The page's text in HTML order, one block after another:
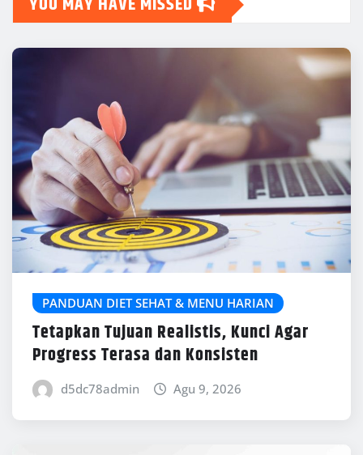
PANDUAN DIET SEHAT & MENU HARIAN
Tetapkan Tujuan Realistis, Kunci Agar
Progress Terasa dan Konsisten
d5dc78admin Agu 9, 2026